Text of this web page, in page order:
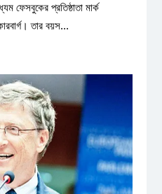
ফেসবুকের প্রতিষ্ঠাতা মার্ক
তার বয়স...